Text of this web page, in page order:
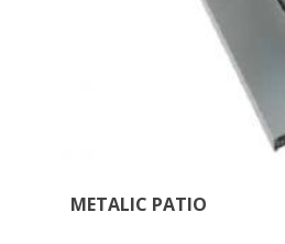
METALIC PATIO